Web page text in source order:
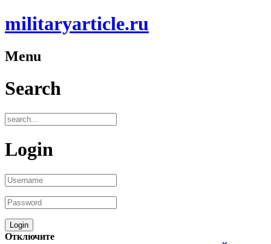
militaryarticle.ru
Menu
Search
Login
Отключите